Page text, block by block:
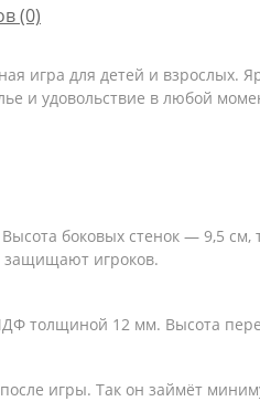
(0)
игра для детей и
и удовольствие в любой
боковых стенок — 9,5
защищают игроков.
толщиной 12 мм. Высота
игры. Так он займёт